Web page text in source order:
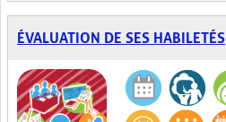
ÉVALUATION DE SES HABILETÉS